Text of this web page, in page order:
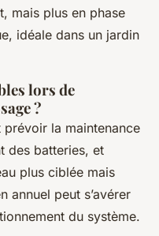
mais plus en phase
idéale dans un jardin
lors de
?
prévoir la maintenance
des batteries, et
plus ciblée mais
annuel peut s’avérer
du système.